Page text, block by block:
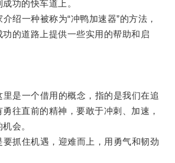
功的快车道上。
一种被称为“冲鸭加速器”的方法，
的道路上提供一些实用的帮助和启
一个借用的概念，指的是我们在追
往直前的精神，要敢于冲刺、加速，
会。
住机遇，迎难而上，用勇气和韧劲